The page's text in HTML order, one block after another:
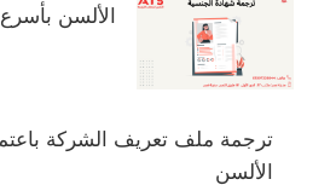
الألسن
ترجمة ملف تعريف الشركة
الألسن